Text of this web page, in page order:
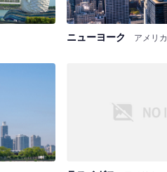
ニューヨーク アメリカ